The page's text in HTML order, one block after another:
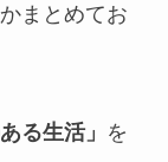
まとめてお
る生活」 を